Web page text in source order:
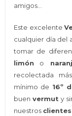
amigos…
Este excelente
cualquier día del
tomar de
limón o
recolectada
mínimo de 16º
buen vermut y
nuestros clientes